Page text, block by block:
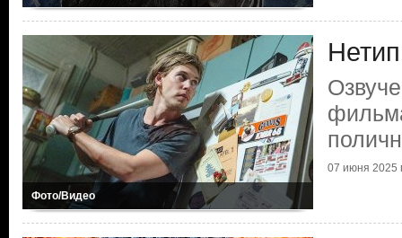
Фото/Видео
07 июня 2025